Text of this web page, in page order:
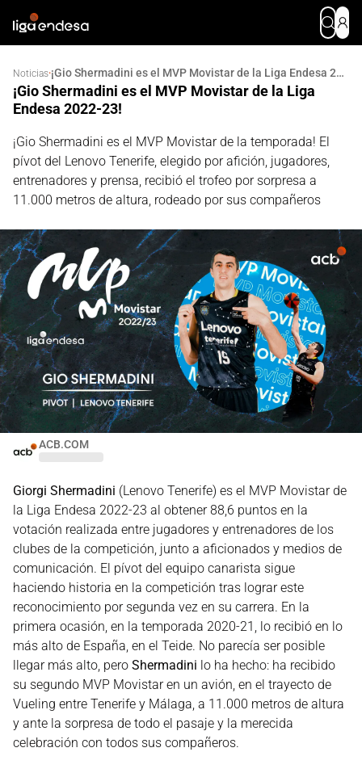
Noticias· ¡Gio Shermadini es el MVP Movistar de la Liga Endesa 2022-23!
¡Gio Shermadini es el MVP Movistar de la Liga
Endesa 2022-23!
¡Gio Shermadini es el MVP Movistar de la temporada! El
pívot del Lenovo Tenerife, elegido por afición, jugadores,
entrenadores y prensa, recibió el trofeo por sorpresa a
11.000 metros de altura, rodeado por sus compañeros
ACB.COM
Giorgi Shermadini (Lenovo Tenerife) es el MVP Movistar de
la Liga Endesa 2022-23 al obtener 88,6 puntos en la
votación realizada entre jugadores y entrenadores de los
clubes de la competición, junto a aficionados y medios de
comunicación. El pívot del equipo canarista sigue
haciendo historia en la competición tras lograr este
reconocimiento por segunda vez en su carrera. En la
primera ocasión, en la temporada 2020-21, lo recibió en lo
más alto de España, en el Teide. No parecía ser posible
llegar más alto, pero Shermadini lo ha hecho: ha recibido
su segundo MVP Movistar en un avión, en el trayecto de
Vueling entre Tenerife y Málaga, a 11.000 metros de altura
y ante la sorpresa de todo el pasaje y la merecida
celebración con todos sus compañeros.